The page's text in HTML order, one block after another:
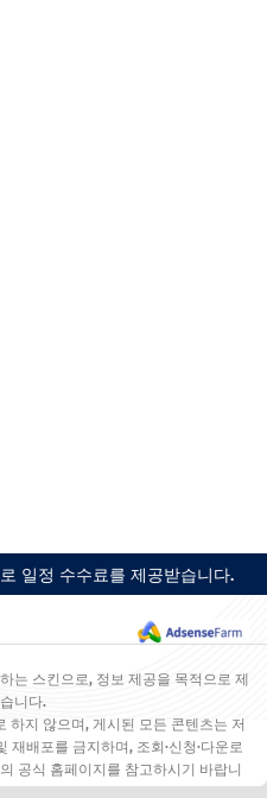
일정 수수료를 제공받습니다.
는 스킨으로, 정보 제공을 목적으로 제
니다.
하지 않으며, 게시된 모든 콘텐츠는 저
재배포를 금지하며, 조회·신청·다운로
공식 홈페이지를 참고하시기 바랍니